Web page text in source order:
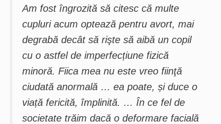
Am fost îngrozită să citesc că multe
cupluri acum optează pentru avort, mai
degrabă decât să rişte să aibă un copil
cu o astfel de imperfecțiune fizică
minoră. Fiica mea nu este vreo fiinţă
ciudată anormală … ea poate, și duce o
viață fericită, împlinită. … În ce fel de
societate trăim dacă o deformare facială